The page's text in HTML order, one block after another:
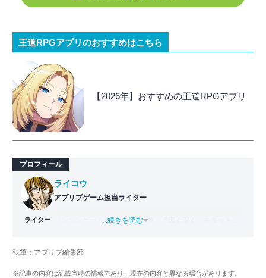
王道RPGアプリのおすすめはこちら
【2026年】おすすめの王道RPGアプリ
プロフィール
ライター
ライコウ
アプリブゲーム担当ライター
バンタンゲームアカデミー 出身。「広く深く」をモットー
ゲームだけでも1,000本以上。ゲーム開発者を目指した経験
...続きを読む
執筆：アプリブ編集部
※記事の内容は記載当時の情報であり、現在の内容と異なる場合があります。